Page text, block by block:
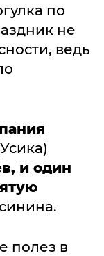
по
не
ведь
и один
полез в